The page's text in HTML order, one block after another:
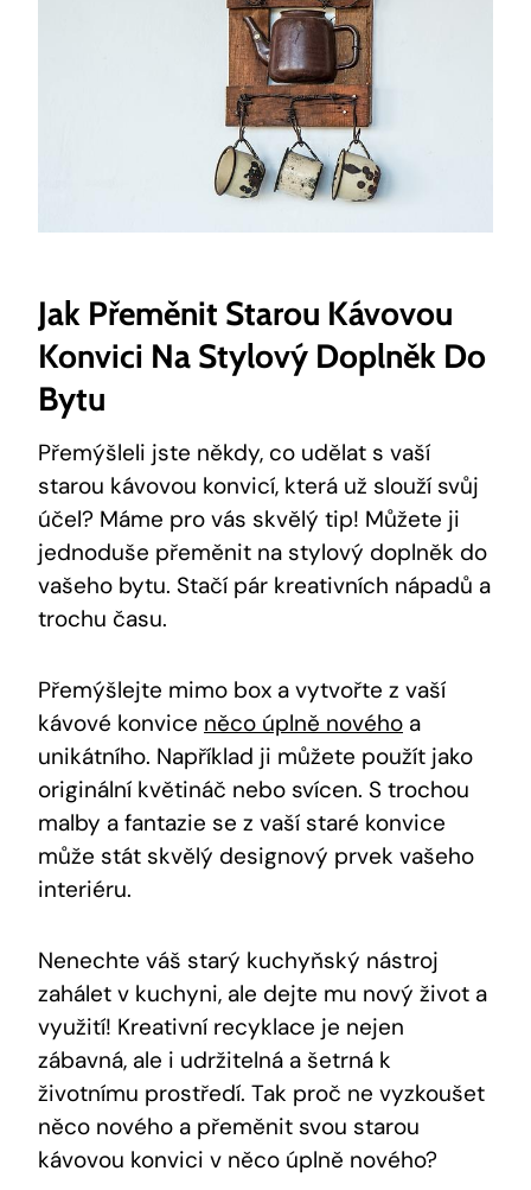
Jak Přeměnit Starou Kávovou
Konvici Na Stylový Doplněk Do
Bytu
Přemýšleli jste někdy, co udělat s vaší
starou kávovou konvicí, která už slouží svůj
účel? Máme pro vás skvělý tip! Můžete ji
jednoduše přeměnit na stylový doplněk do
vašeho bytu. Stačí pár kreativních nápadů a
trochu času.
Přemýšlejte mimo box a vytvořte z vaší
kávové konvice něco úplně nového a
unikátního. Například ji můžete použít jako
originální květináč nebo svícen. S trochou
malby a fantazie se z vaší staré konvice
může stát skvělý designový prvek vašeho
interiéru.
Nenechte váš starý kuchyňský nástroj
zahálet v kuchyni, ale dejte mu nový život a
využití! Kreativní recyklace je nejen
zábavná, ale i udržitelná a šetrná k
životnímu prostředí. Tak proč ne vyzkoušet
něco nového a přeměnit svou starou
kávovou konvici v něco úplně nového?